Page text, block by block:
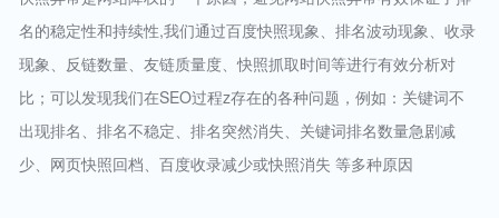
名的稳定性和持续性,我们通过百度快照现象、排名波动现象、收录
现象、反链数量、友链质量度、快照抓取时间等进行有效分析对
比；可以发现我们在SEO过程z存在的各种问题，例如：关键词不
出现排名、排名不稳定、排名突然消失、关键词排名数量急剧减
少、网页快照回档、百度收录减少或快照消失 等多种原因